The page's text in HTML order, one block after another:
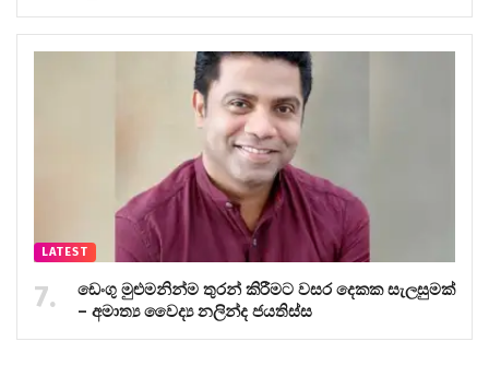
LATEST
ඩෙංගු මුළුමනින්ම තුරන් කිරීමට වසර දෙකක සැලසුමක්
– අමාත්‍ය වෛද්‍ය නලින්ද ජයතිස්ස